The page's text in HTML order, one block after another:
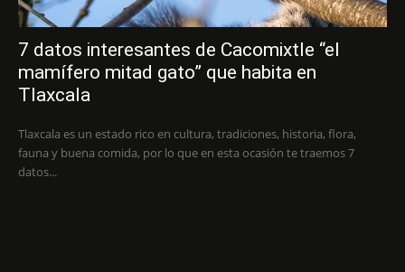
7 datos interesantes de Cacomixtle “el
mamífero mitad gato” que habita en
Tlaxcala
Tlaxcala es un estado rico en cultura, tradiciones, historia, flora,
fauna y buena comida, por lo que en esta ocasión te traemos 7
datos...